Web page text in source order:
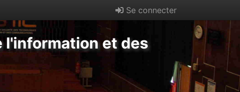
Se connecter
l'information et des